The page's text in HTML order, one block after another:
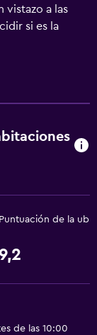
vistazo a las
si es la
Puntuación de la
9,2
de las 10:00